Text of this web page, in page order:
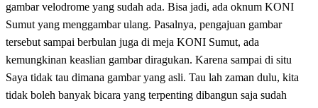
gambar velodrome yang sudah ada. Bisa jadi, ada oknum KONI
Sumut yang menggambar ulang. Pasalnya, pengajuan gambar
tersebut sampai berbulan juga di meja KONI Sumut, ada
kemungkinan keaslian gambar diragukan. Karena sampai di situ
Saya tidak tau dimana gambar yang asli. Tau lah zaman dulu, kita
tidak boleh banyak bicara yang terpenting dibangun saja sudah